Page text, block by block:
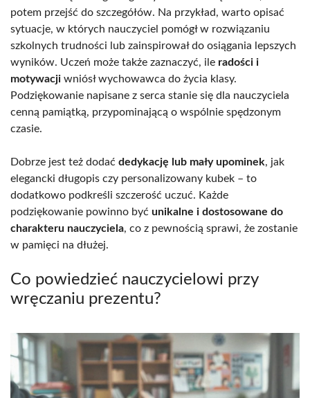
potem przejść do szczegółów. Na przykład, warto opisać
sytuacje, w których nauczyciel pomógł w rozwiązaniu
szkolnych trudności lub zainspirował do osiągania lepszych
wyników. Uczeń może także zaznaczyć, ile radości i
motywacji wniósł wychowawca do życia klasy.
Podziękowanie napisane z serca stanie się dla nauczyciela
cenną pamiątką, przypominającą o wspólnie spędzonym
czasie.
Dobrze jest też dodać dedykację lub mały upominek, jak
elegancki długopis czy personalizowany kubek – to
dodatkowo podkreśli szczerość uczuć. Każde
podziękowanie powinno być unikalne i dostosowane do
charakteru nauczyciela, co z pewnością sprawi, że zostanie
w pamięci na dłużej.
Co powiedzieć nauczycielowi przy
wręczaniu prezentu?